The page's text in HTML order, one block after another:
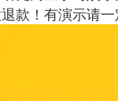
款！有演示请